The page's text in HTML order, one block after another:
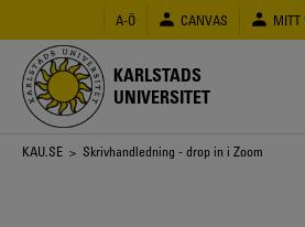
huvudinnehåll
A-Ö CANVAS MITT
KARLSTADS
UNIVERSITET
Länkstig
KAU.SE > Skrivhandledning - drop in i Zoom